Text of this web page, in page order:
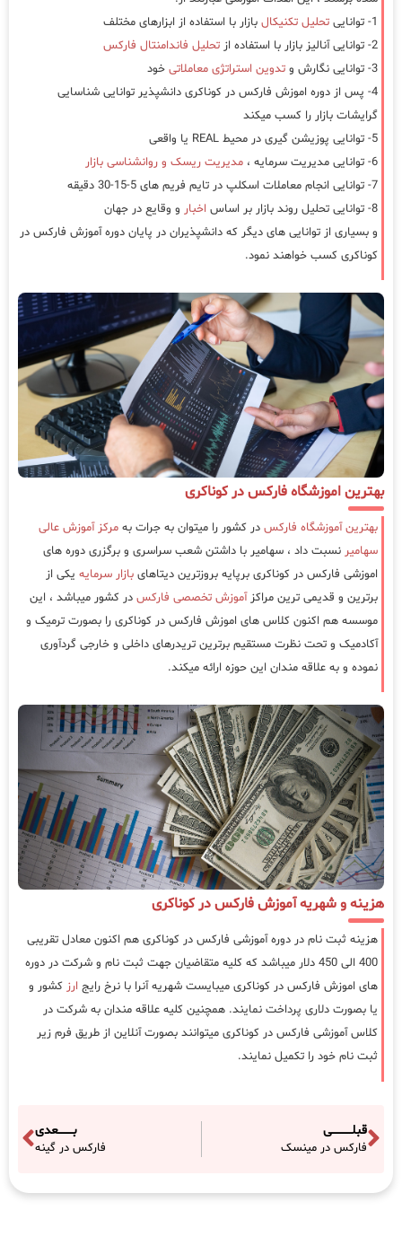
1- توانایی
تحلیل تکنیکال بازار با استفاده از ابزارهای مختلف
2- توانایی آنالیز بازار با استفاده از
تحلیل فاندامنتال فارکس
3- توانایی نگارش و
تدوین استراتژی معاملاتی خود
4- پس از دوره اموزش فارکس در کوناکری دانشپذیر توانایی شناسایی
گرایشات بازار را کسب میکند
5- توانایی پوزیشن گیری در محیط REAL یا واقعی
6- توانایی مدیریت سرمایه ،
مدیریت ریسک و روانشناسی بازار
7- توانایی انجام معاملات اسکلپ در تایم فریم های 5-15-30 دقیقه
8- توانایی تحلیل روند بازار بر اساس
اخبار و وقایع در جهان
و بسیاری از توانایی های دیگر که دانشپذیران در پایان دوره آموزش فارکس در
کوناکری کسب خواهند نمود.
بهترین اموزشگاه فارکس در کوناکری
بهترین آموزشگاه فارکس در کشور را میتوان به جرات به مرکز آموزش عالی
سهامیر نسبت داد ، سهامیر با داشتن شعب سراسری و برگزری دوره های
اموزشی فارکس در کوناکری برپایه بروزترین دیتاهای بازار سرمایه یکی از
برترین و قدیمی ترین مراکزآموزش تخصصی فارکس در کشور میباشد ، این
موسسه هم اکنون کلاس های اموزش فارکس در کوناکری را بصورت ترمیک و
آکادمیک و تحت نظرت مستقیم برترین تریدرهای داخلی و خارجی گردآوری
نموده و به علاقه مندان این حوزه ارائه میکند.
هزینه و شهریه آموزش فارکس در کوناکری
هزینه ثبت نام در دوره آموزشی فارکس در کوناکری هم اکنون معادل تقریبی
400 الی 450 دلار میباشد که کلیه متقاضیان جهت ثبت نام و شرکت در دوره
های اموزش فارکس در کوناکری میبایست شهریه آنرا با نرخ رایج ارز کشور و
یا بصورت دلاری پرداخت نمایند. همچنین کلیه علاقه مندان به شرکت در
کلاس آموزشی فارکس در کوناکری میتوانند بصورت آنلاین از طریق فرم زیر
ثبت نام خود را تکمیل نمایند.
قبلـــــــــــی
فارکس در مینسک
بــــــــعدی
فارکس در گینه